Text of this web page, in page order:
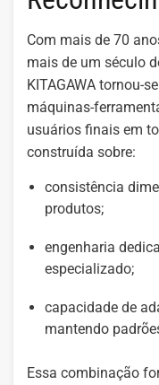
Com mais de 70
mais de um século
KITAGAWA tornou-
máquinas-
usuários finais em
construída sobre:
consistência
produtos;
engenharia
especializado;
capacidade de
mantendo
Essa combinação